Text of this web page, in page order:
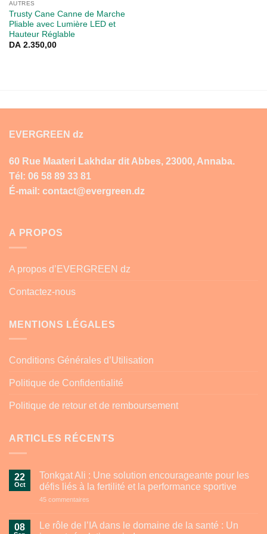
AUTRES
Trusty Cane Canne de Marche
Pliable avec Lumière LED et
Hauteur Réglable
DA2.350,00
EVERGREEN dz
60 Rue Maateri Lakhdar dit Abbes, 23000, Annaba.
Tél: 06 58 89 33 81
É-mail: contact@evergreen.dz
A PROPOS
A propos d’EVERGREEN dz
Contactez-nous
MENTIONS LÉGALES
Conditions Générales d’Utilisation
Politique de Confidentialité
Politique de retour et de remboursement
ARTICLES RÉCENTS
22
Oct
Tonkgat Ali : Une solution encourageante pour les
défis liés à la fertilité et la performance sportive
45 commentaires
:
Une
08
Le rôle de l’IA dans le domaine de la santé : Un